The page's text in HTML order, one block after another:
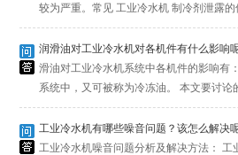
较为严重。常见 工业冷水机 制冷剂泄露的
润滑油对工业冷水机对各机件有什么影响
滑油对工业冷水机系统中各机件的影响有
系统中，又可被称为冷冻油。 本文要讨论
工业冷水机有哪些噪音问题？该怎么解决
工业冷水机噪音问题分析及解决方法： 工